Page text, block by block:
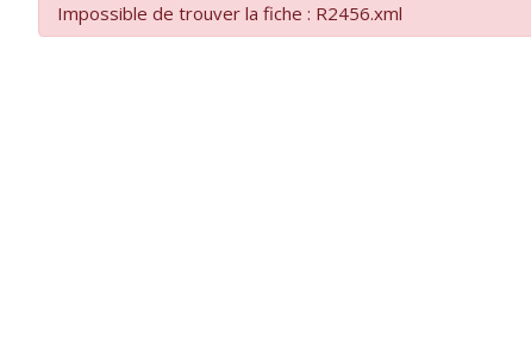
SEVER
Impossible de trouver la fiche : R2456.xml